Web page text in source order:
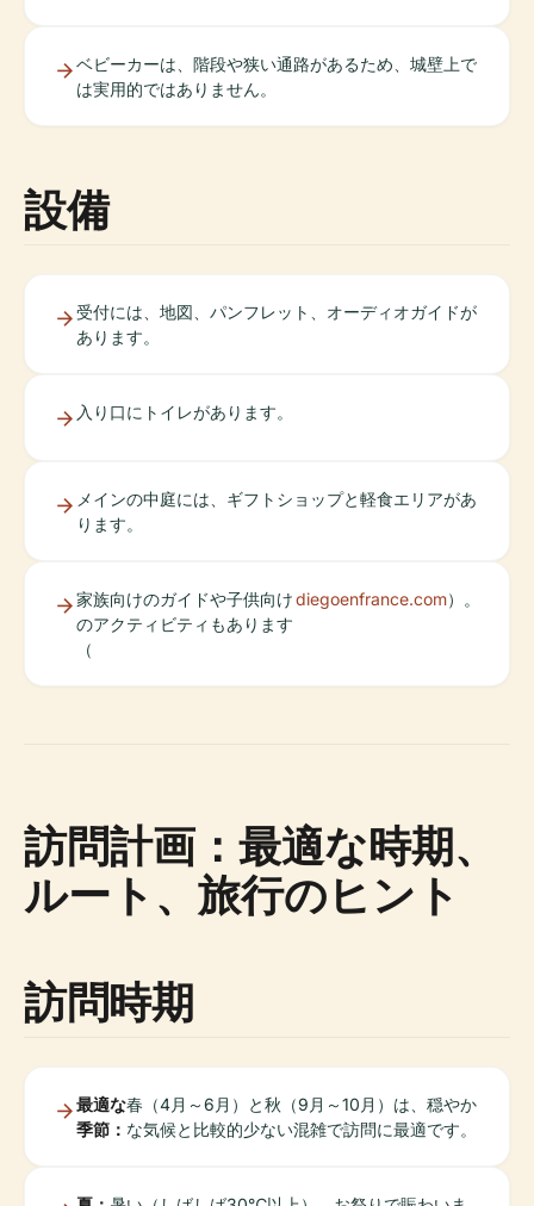
ベビーカーは、階段や狭い通路があるため、城壁上で
は実用的ではありません。
設備
受付には、地図、パンフレット、オーディオガイドが
あります。
入り口にトイレがあります。
メインの中庭には、ギフトショップと軽食エリアがあ
ります。
家族向けのガイドや子供向け
のアクティビティもあります
（
diegoenfrance.com）。
訪問計画：最適な時期、
ルート、旅行のヒント
訪問時期
最適な
季節：
春（4月～6月）と秋（9月～10月）は、穏やか
な気候と比較的少ない混雑で訪問に最適です。